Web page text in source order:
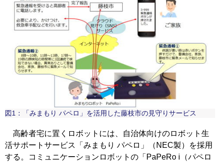
図1：「みまもり パペロ」を活用した藤枝市の見守りサービス
高齢者宅に置くロボットには、自治体向けのロボット生
活サポートサービス「みまもり パペロ」（NEC製）を採用
する。コミュニケーションロボットの「PaPeRo i（パペロ